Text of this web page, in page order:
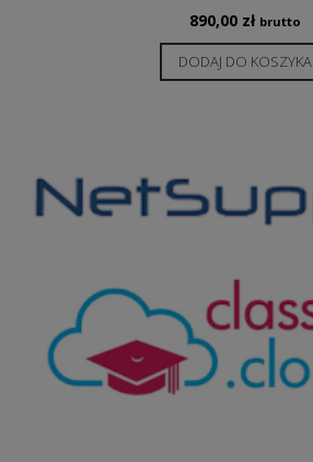
890,00 zł brutto
DODAJ DO KOSZYKA